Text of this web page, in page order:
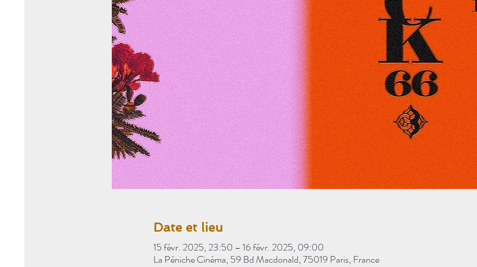
Date et lieu
15 févr. 2025, 23:50 – 16 févr. 2025, 09:00
La Péniche Cinéma, 59 Bd Macdonald, 75019 Paris, France